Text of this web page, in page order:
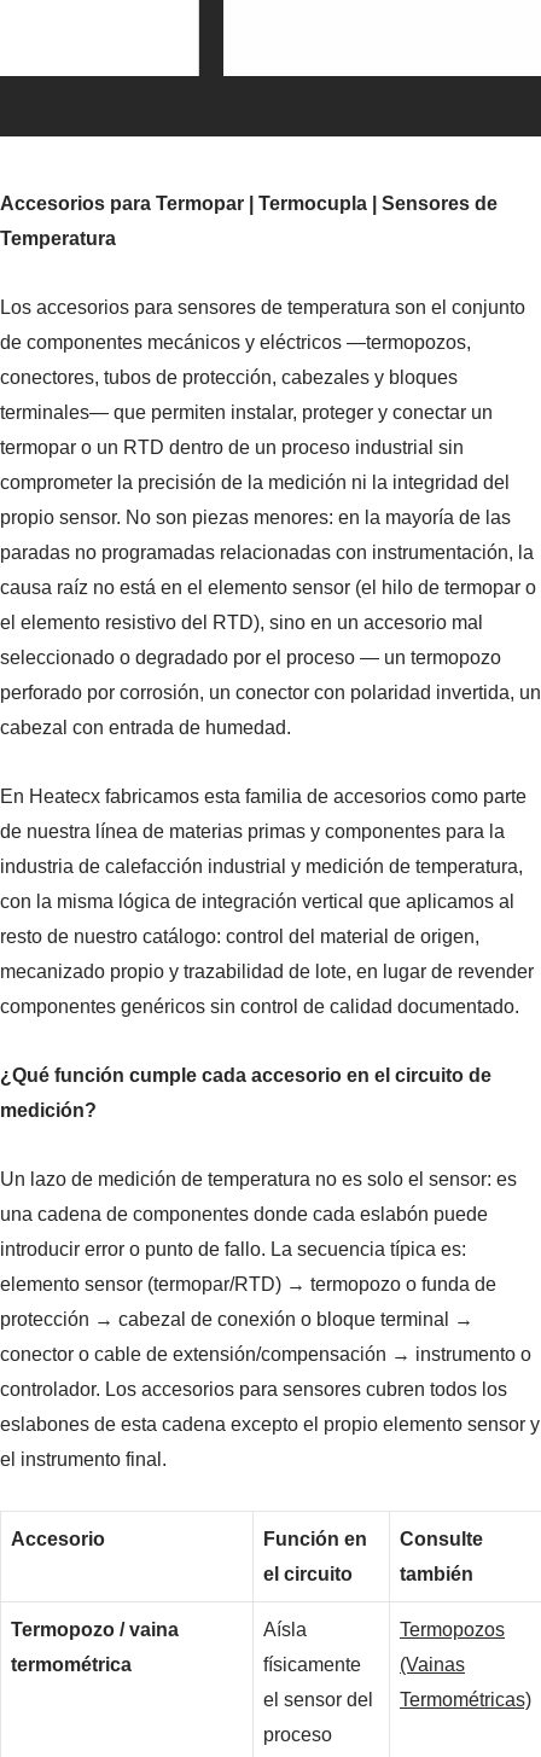
Inoxidable
Accesorios para Termopar | Termocupla | Sensores de
Temperatura
Los accesorios para sensores de temperatura son el conjunto
de componentes mecánicos y eléctricos —termopozos,
conectores, tubos de protección, cabezales y bloques
terminales— que permiten instalar, proteger y conectar un
termopar o un RTD dentro de un proceso industrial sin
comprometer la precisión de la medición ni la integridad del
propio sensor. No son piezas menores: en la mayoría de las
paradas no programadas relacionadas con instrumentación, la
causa raíz no está en el elemento sensor (el hilo de termopar o
el elemento resistivo del RTD), sino en un accesorio mal
seleccionado o degradado por el proceso — un termopozo
perforado por corrosión, un conector con polaridad invertida, un
cabezal con entrada de humedad.
En Heatecx fabricamos esta familia de accesorios como parte
de nuestra línea de materias primas y componentes para la
industria de calefacción industrial y medición de temperatura,
con la misma lógica de integración vertical que aplicamos al
resto de nuestro catálogo: control del material de origen,
mecanizado propio y trazabilidad de lote, en lugar de revender
componentes genéricos sin control de calidad documentado.
¿Qué función cumple cada accesorio en el circuito de
medición?
Un lazo de medición de temperatura no es solo el sensor: es
una cadena de componentes donde cada eslabón puede
introducir error o punto de fallo. La secuencia típica es:
elemento sensor (termopar/RTD) → termopozo o funda de
protección → cabezal de conexión o bloque terminal →
conector o cable de extensión/compensación → instrumento o
controlador. Los accesorios para sensores cubren todos los
eslabones de esta cadena excepto el propio elemento sensor y
el instrumento final.
Accesorio
Función en
el circuito
Consulte
también
Termopozo / vaina
termométrica
Aísla
físicamente
el sensor del
proceso
Termopozos
(Vainas
Termométricas)